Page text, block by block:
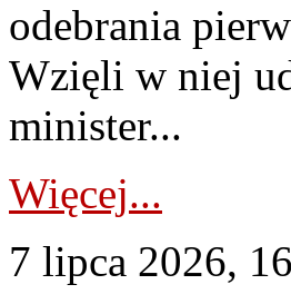
odebrania
Wzięli w niej
minister...
Więcej...
7 lipca 2026,